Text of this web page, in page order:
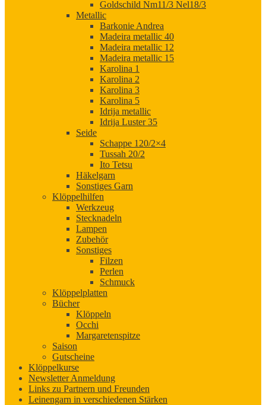
Goldschild Nm11/3 Nel18/3
Metallic
Barkonie Andrea
Madeira metallic 40
Madeira metallic 12
Madeira metallic 15
Karolina 1
Karolina 2
Karolina 3
Karolina 5
Idrija metallic
Idrija Luster 35
Seide
Schappe 120/2×4
Tussah 20/2
Ito Tetsu
Häkelgarn
Sonstiges Garn
Klöppelhilfen
Werkzeug
Stecknadeln
Lampen
Zubehör
Sonstiges
Filzen
Perlen
Schmuck
Klöppelplatten
Bücher
Klöppeln
Occhi
Margaretenspitze
Saison
Gutscheine
Klöppelkurse
Newsletter Anmeldung
Links zu Partnern und Freunden
Leinengarn in verschiedenen Stärken